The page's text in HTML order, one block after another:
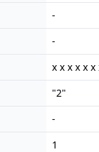
-
-
x x x x x x
"2"
-
1